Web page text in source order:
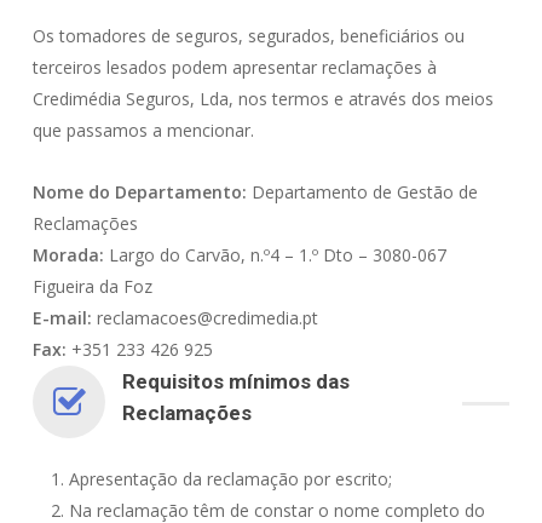
Os tomadores de seguros, segurados, beneficiários ou
terceiros lesados podem apresentar reclamações à
Credimédia Seguros, Lda, nos termos e através dos meios
que passamos a mencionar.
Nome do Departamento: Departamento de Gestão de
Reclamações
Morada: Largo do Carvão, n.º4 – 1.º Dto – 3080-067
Figueira da Foz
E-mail: reclamacoes@credimedia.pt
Fax: +351 233 426 925
Requisitos mínimos das
Reclamações
Apresentação da reclamação por escrito;
Na reclamação têm de constar o nome completo do